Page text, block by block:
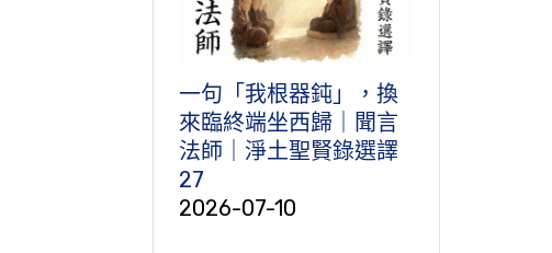
一句「我根器鈍」，換
來臨終端坐西歸｜聞言
法師｜淨土聖賢錄選譯
27
2026-07-10